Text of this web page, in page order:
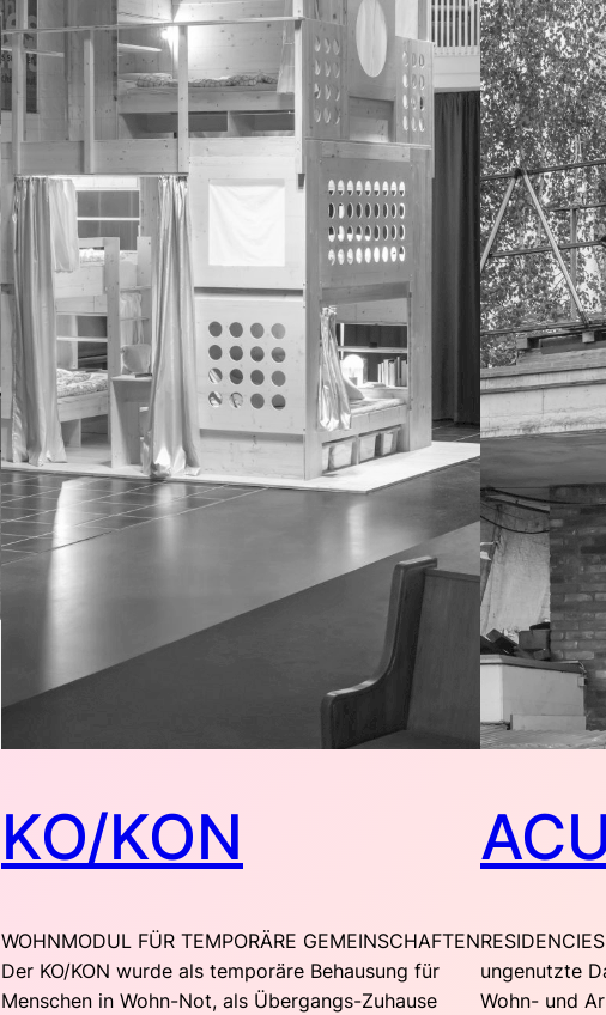
KO/KON
WOHNMODUL FÜR TEMPORÄRE GEMEINSCHAFTEN
Der KO/KON wurde als temporäre Behausung für
Menschen in Wohn-Not, als Übergangs-Zuhause
ungenutzte
Wohn- und